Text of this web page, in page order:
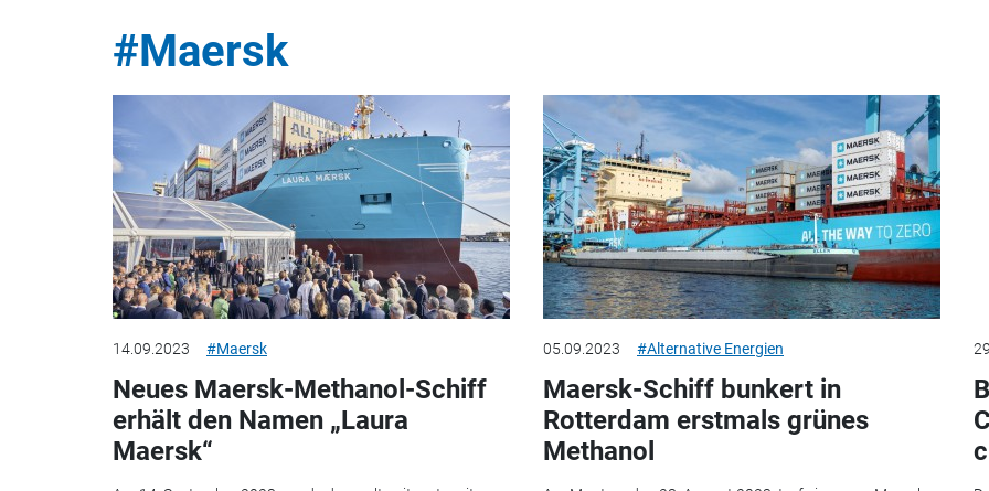
#Maersk
14.09.2023 #Maersk
Neues Maersk-Methanol-Schiff
erhält den Namen „Laura
Maersk“
05.09.2023 #Alternative Energien
Maersk-Schiff bunkert in
Rotterdam erstmals grünes
Methanol